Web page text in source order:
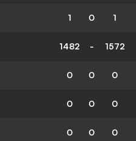
1 0 1
1482 - 1572
0 0 0
0 0 0
0 0 0